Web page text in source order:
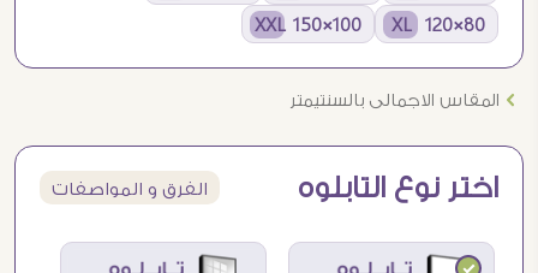
80×120 XL
100×150 XXL
Ö المقاس الاجمالى بالسنتيمتر
اختر نوع التابلوه الفرق و المواصفات